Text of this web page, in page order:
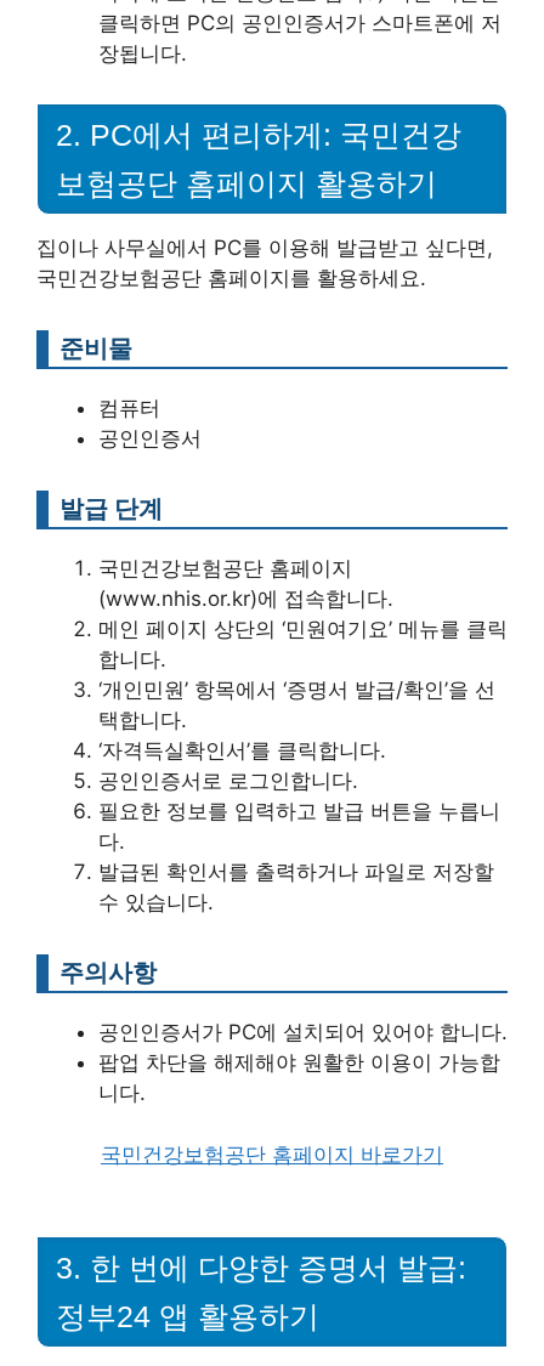
클릭하면 PC의 공인인증서가 스마트폰에 저
장됩니다.
2. PC에서 편리하게: 국민건강
보험공단 홈페이지 활용하기
집이나 사무실에서 PC를 이용해 발급받고 싶다면,
국민건강보험공단 홈페이지를 활용하세요.
준비물
컴퓨터
공인인증서
발급 단계
국민건강보험공단 홈페이지
(www.nhis.or.kr)에 접속합니다.
메인 페이지 상단의 ‘민원여기요’ 메뉴를 클릭
합니다.
‘개인민원’ 항목에서 ‘증명서 발급/확인’을 선
택합니다.
‘자격득실확인서’를 클릭합니다.
공인인증서로 로그인합니다.
필요한 정보를 입력하고 발급 버튼을 누릅니
다.
발급된 확인서를 출력하거나 파일로 저장할
수 있습니다.
주의사항
공인인증서가 PC에 설치되어 있어야 합니다.
팝업 차단을 해제해야 원활한 이용이 가능합
니다.
국민건강보험공단 홈페이지 바로가기
3. 한 번에 다양한 증명서 발급:
정부24 앱 활용하기